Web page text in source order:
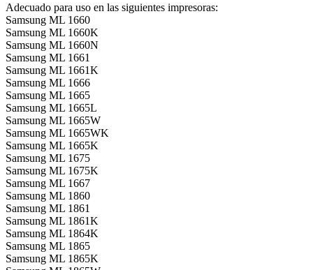
Adecuado para uso en las siguientes impresoras:
Samsung ML 1660
Samsung ML 1660K
Samsung ML 1660N
Samsung ML 1661
Samsung ML 1661K
Samsung ML 1666
Samsung ML 1665
Samsung ML 1665L
Samsung ML 1665W
Samsung ML 1665WK
Samsung ML 1665K
Samsung ML 1675
Samsung ML 1675K
Samsung ML 1667
Samsung ML 1860
Samsung ML 1861
Samsung ML 1861K
Samsung ML 1864K
Samsung ML 1865
Samsung ML 1865K